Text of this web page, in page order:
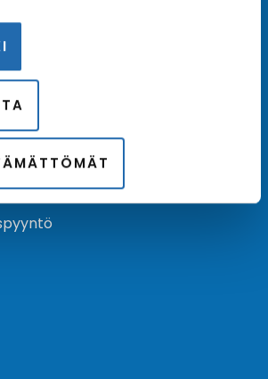
tarjouksista ja kampanjaeduista.